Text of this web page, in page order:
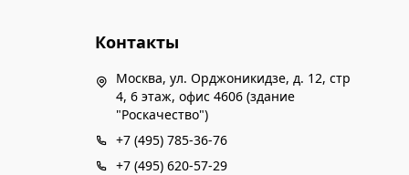
Контакты
Москва, ул. Орджоникидзе, д. 12, стр
4, 6 этаж, офис 4606 (здание
"Роскачество")
+7 (495) 785-36-76
+7 (495) 620-57-29